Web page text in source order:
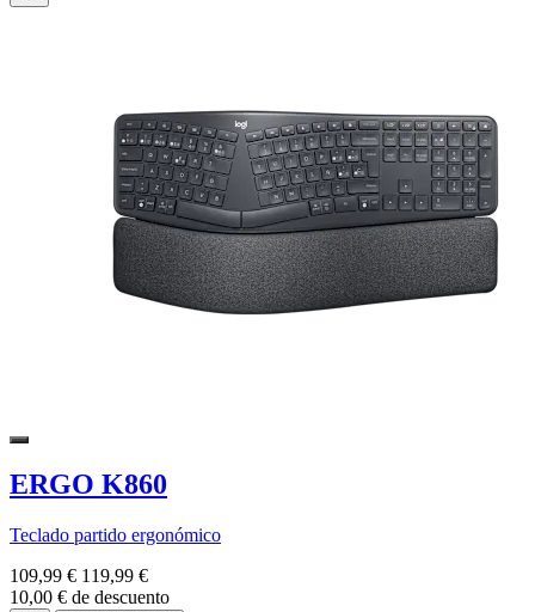
ERGO K860
Teclado partido ergonómico
109,99 € 119,99 €
10,00 € de descuento